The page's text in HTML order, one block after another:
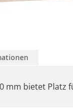
mm bietet